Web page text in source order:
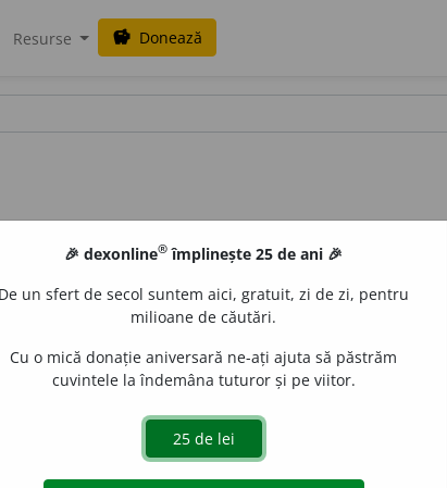
Resurse savings Donează
prăpastie; abis; neant. /<lat.gyro, ~onis
🎉 dexonline® împlinește 25 de ani 🎉
De un sfert de secol suntem aici, gratuit, zi de zi, pentru
milioane de căutări.
Cu o mică donație aniversară ne-ați ajuta să păstrăm
cuvintele la îndemâna tuturor și pe viitor.